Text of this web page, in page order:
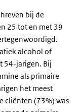
bij de
25 tot en met 39
alcohol of
54-jarigen. Bij
als primaire
het meest
cliënten (73%) was